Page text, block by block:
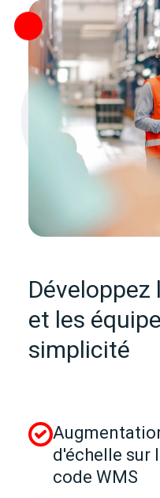
Développez
et les
simplicité
d'échelle sur
code WMS